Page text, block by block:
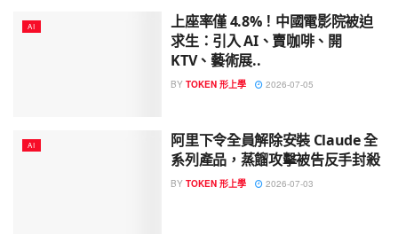
AI
上座率僅 4.8%！中國電影院被迫
求生：引入 AI、賣咖啡、開
KTV、藝術展..
BY TOKEN 形上學 2026-07-05
AI
阿里下令全員解除安裝 Claude 全
系列產品，蒸餾攻擊被告反手封殺
BY TOKEN 形上學 2026-07-03